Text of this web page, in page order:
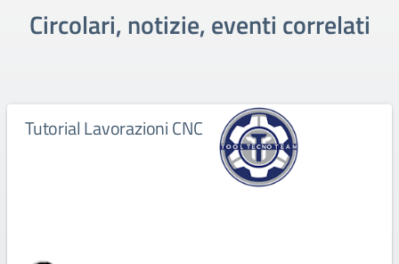
Circolari, notizie, eventi correlati
Tutorial Lavorazioni CNC